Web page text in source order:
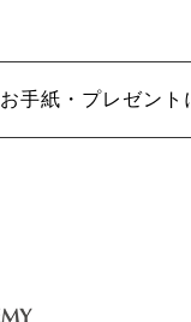
お手紙・プレゼント